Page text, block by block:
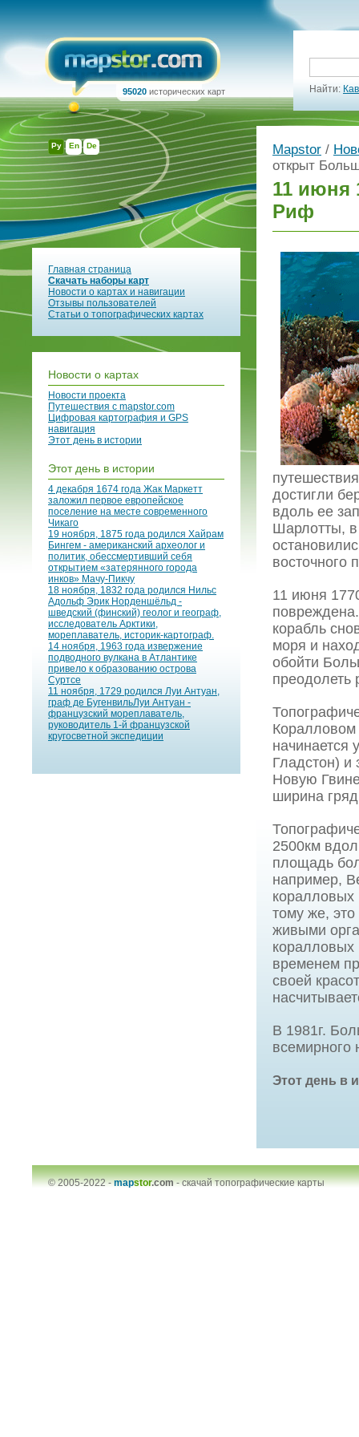
Ру En De
95020 исторических карт Найти:
Главная страница
Скачать наборы карт
Новости о картах и навигации
Отзывы пользователей
Статьи о топографических картах
Новости о картах
Новости проекта
Путешествия с mapstor.com
Цифровая картография и GPS
навигация
Этот день в истории
Этот день в истории
4 декабря 1674 года Жак Маркетт
заложил первое европейское
поселение на месте современного
Чикаго
19 ноября, 1875 года родился Хайрам
Бингем - американский археолог и
политик, обессмертивший себя
открытием «затерянного города
инков» Мачу-Пикчу
18 ноября, 1832 года родился Нильс
Адольф Эрик Норденшёльд -
шведский (финский) геолог и географ,
исследователь Арктики,
мореплаватель, историк-картограф.
14 ноября, 1963 года извержение
подводного вулкана в Атлантике
привело к образованию острова
Суртсе
11 ноября, 1729 родился Луи Антуан,
граф де БугенвильЛуи Антуан -
французский мореплаватель,
руководитель 1-й французской
кругосветной экспедиции
Mapstor /
открыт
11 июня
Риф
достигли
вдоль ее
Шарлотты, в
восточного
11 июня
корабль
моря и
обойти
преодолеть
Коралловом
начинается
Гладстон) и
Новую
ширина
2500км
площадь
например,
тому же,
живыми
временем
своей
В 1981г.
всемирного
Этот день в
© 2005-2022 -mapstor.com-скачай топографические карты